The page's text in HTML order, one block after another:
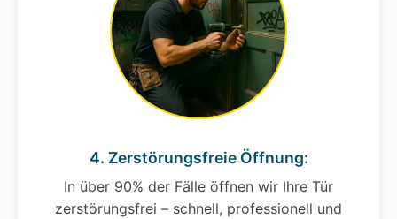
4. Zerstörungsfreie Öffnung:
In über 90% der Fälle öffnen wir Ihre Tür
zerstörungsfrei – schnell, professionell und